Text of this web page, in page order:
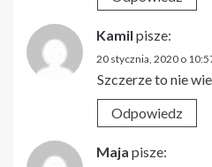
Kamil pisze:
20 stycznia, 2020 o
Szczerze to nie
Odpowiedz
Maja pisze: